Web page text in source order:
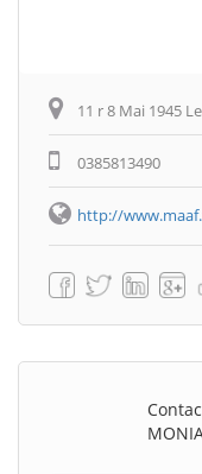
11 r 8 Mai 1945
0385813490
http://